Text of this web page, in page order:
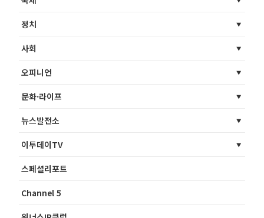
정치
사회
오피니언
문화·라이프
뉴스발전소
이투데이TV
스페셜리포트
Channel 5